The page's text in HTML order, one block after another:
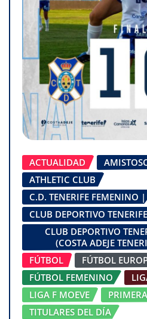
ACTUALIDAD
ATHLETIC CLUB
C.D. TENERIFE FEMENINO |
CLUB DEPORTIVO
CLUB DEPORTIVO
(COSTA ADEJE
FÚTBOL
FÚTBOL
FÚTBOL FEMENINO
LIGA F MOEVE
TITULARES DEL DÍA